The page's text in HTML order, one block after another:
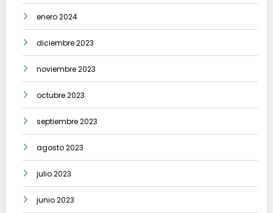
enero 2024
diciembre 2023
noviembre 2023
octubre 2023
septiembre 2023
agosto 2023
julio 2023
junio 2023